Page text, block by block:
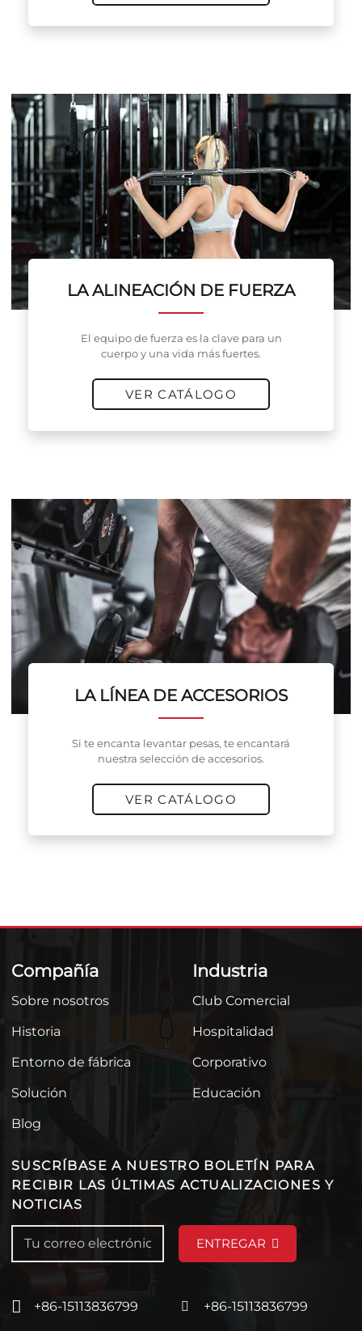
LA ALINEACIÓN DE FUERZA
El equipo de fuerza es la clave para un
cuerpo y una vida más fuertes.
VER CATÁLOGO
LA LÍNEA DE ACCESORIOS
Si te encanta levantar pesas, te encantará
nuestra selección de accesorios.
VER CATÁLOGO
Compañía
Sobre nosotros
Historia
Entorno de fábrica
Solución
Blog
Industria
Club Comercial
Hospitalidad
Corporativo
Educación
SUSCRÍBASE A NUESTRO BOLETÍN PARA
RECIBIR LAS ÚLTIMAS ACTUALIZACIONES Y
NOTICIAS
ENTREGAR
+86-15113836799 +86-15113836799